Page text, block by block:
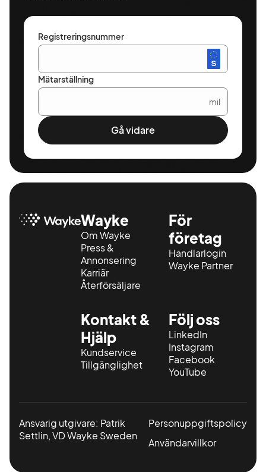
Registreringsnummer
Mätarställning
mil
Gå vidare
Wayke
Om Wayke
Press &
Annonsering
Karriär
Återförsäljare
För
företag
Handlarlogin
Wayke Partner
Kontakt &
Hjälp
Kundservice
Tillgänglighet
Följ oss
LinkedIn
Instagram
Facebook
YouTube
Ansvarig utgivare: Patrik
Settlin, VD Wayke Sweden
Personuppgiftspolicy
Användarvillkor